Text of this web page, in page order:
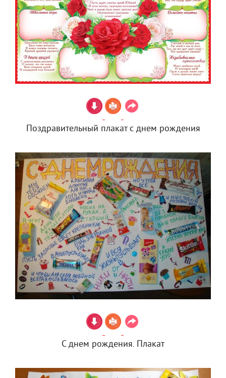
Поздравительный плакат с днем рождения
С днем рождения. Плакат